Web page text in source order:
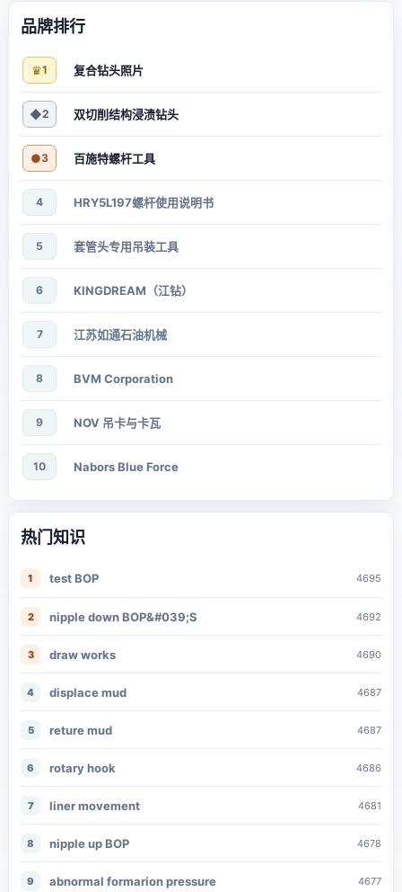
品牌排行
♛1 复合钻头照片
◆2 双切削结构浸渍钻头
●3 百施特螺杆工具
4 HRY5L197螺杆使用说明书
5 套管头专用吊装工具
6 KINGDREAM（江钻）
7 江苏如通石油机械
8 BVM Corporation
9 NOV 吊卡与卡瓦
10 Nabors Blue Force
热门知识
1 test BOP 4695
2 nipple down BOP&#039;S 4692
3 draw works 4690
4 displace mud 4687
5 reture mud 4687
6 rotary hook 4686
7 liner movement 4681
8 nipple up BOP 4678
9 abnormal formarion pressure 4677